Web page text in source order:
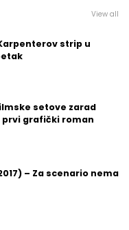
View all
strip u
setove zarad
grafički roman
(2017) – Za scenario nema